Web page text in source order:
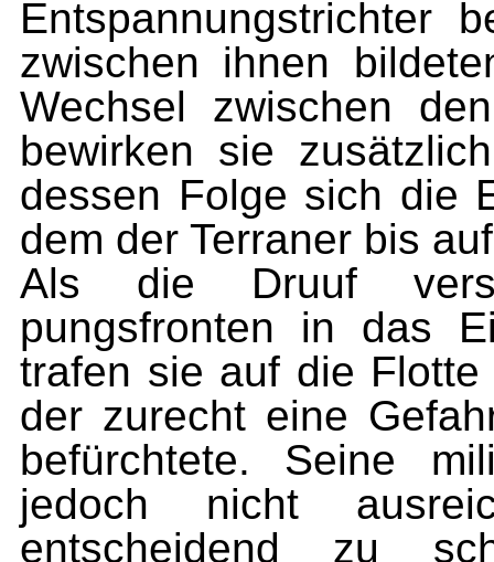
Entspannungstrichter
zwischen ihnen
Wechsel zwischen
bewirken sie
dessen Folge sich die
dem der Terraner bis
Als die Druuf
pungsfronten in das
trafen sie auf die
der zurecht eine
be­fürchtete. Seine
jedoch nicht
entscheidend zu